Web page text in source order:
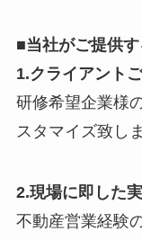
■当社がご提供
1.クライアント
研修希望企業様
スタマイズ致しま
2.現場に即した
不動産営業経験